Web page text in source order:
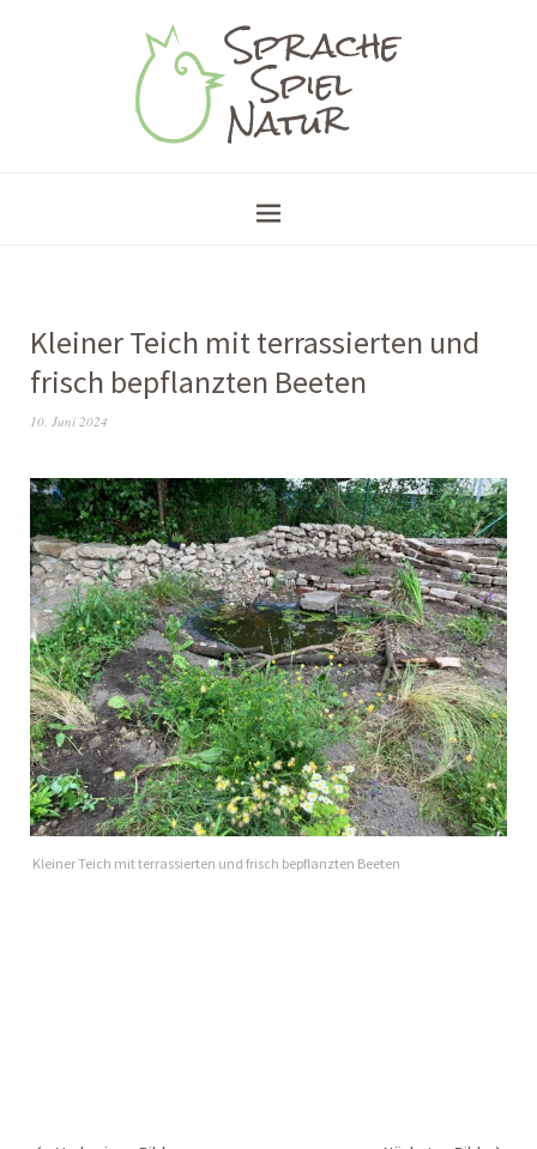
Kleiner Teich mit terrassierten und
frisch bepflanzten Beeten
10. Juni 2024
Kleiner Teich mit terrassierten und frisch bepflanzten Beeten